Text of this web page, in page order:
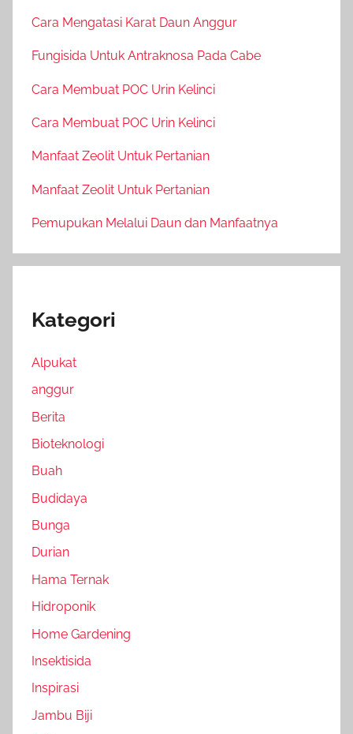
Cara Mengatasi Karat Daun Anggur
Fungisida Untuk Antraknosa Pada Cabe
Cara Membuat POC Urin Kelinci
Cara Membuat POC Urin Kelinci
Manfaat Zeolit Untuk Pertanian
Manfaat Zeolit Untuk Pertanian
Pemupukan Melalui Daun dan Manfaatnya
Kategori
Alpukat
anggur
Berita
Bioteknologi
Buah
Budidaya
Bunga
Durian
Hama Ternak
Hidroponik
Home Gardening
Insektisida
Inspirasi
Jambu Biji